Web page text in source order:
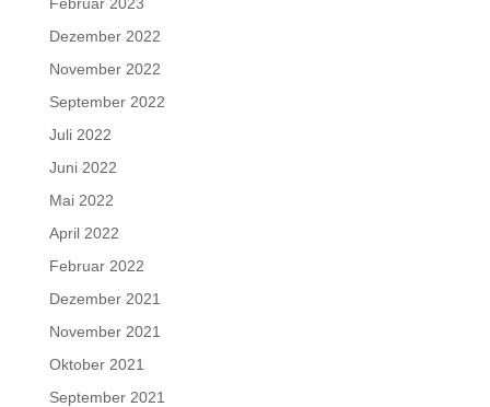
Dezember 2022
November 2022
September 2022
Juli 2022
Juni 2022
Mai 2022
April 2022
Februar 2022
Dezember 2021
November 2021
Oktober 2021
September 2021